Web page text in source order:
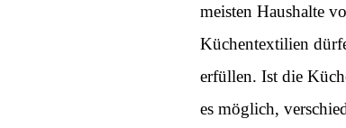
meisten Haushalte
Küchentextilien
erfüllen. Ist die
es möglich,